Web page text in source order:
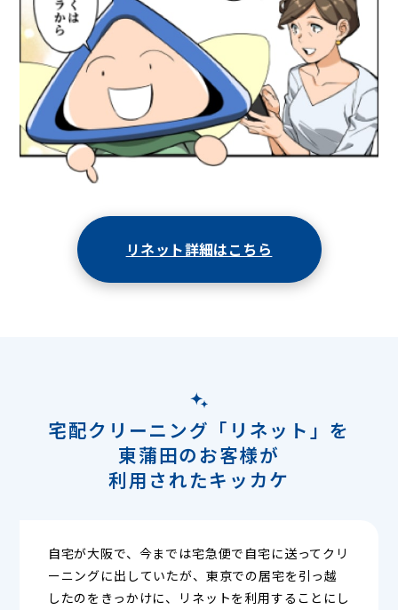
リネット詳細はこちら
宅配クリーニング「リネット」を
東蒲田のお客様が
利用されたキッカケ
自宅が大阪で、今までは宅急便で自宅に送ってクリ
ーニングに出していたが、東京での居宅を引っ越
したのをきっかけに、リネットを利用することにし